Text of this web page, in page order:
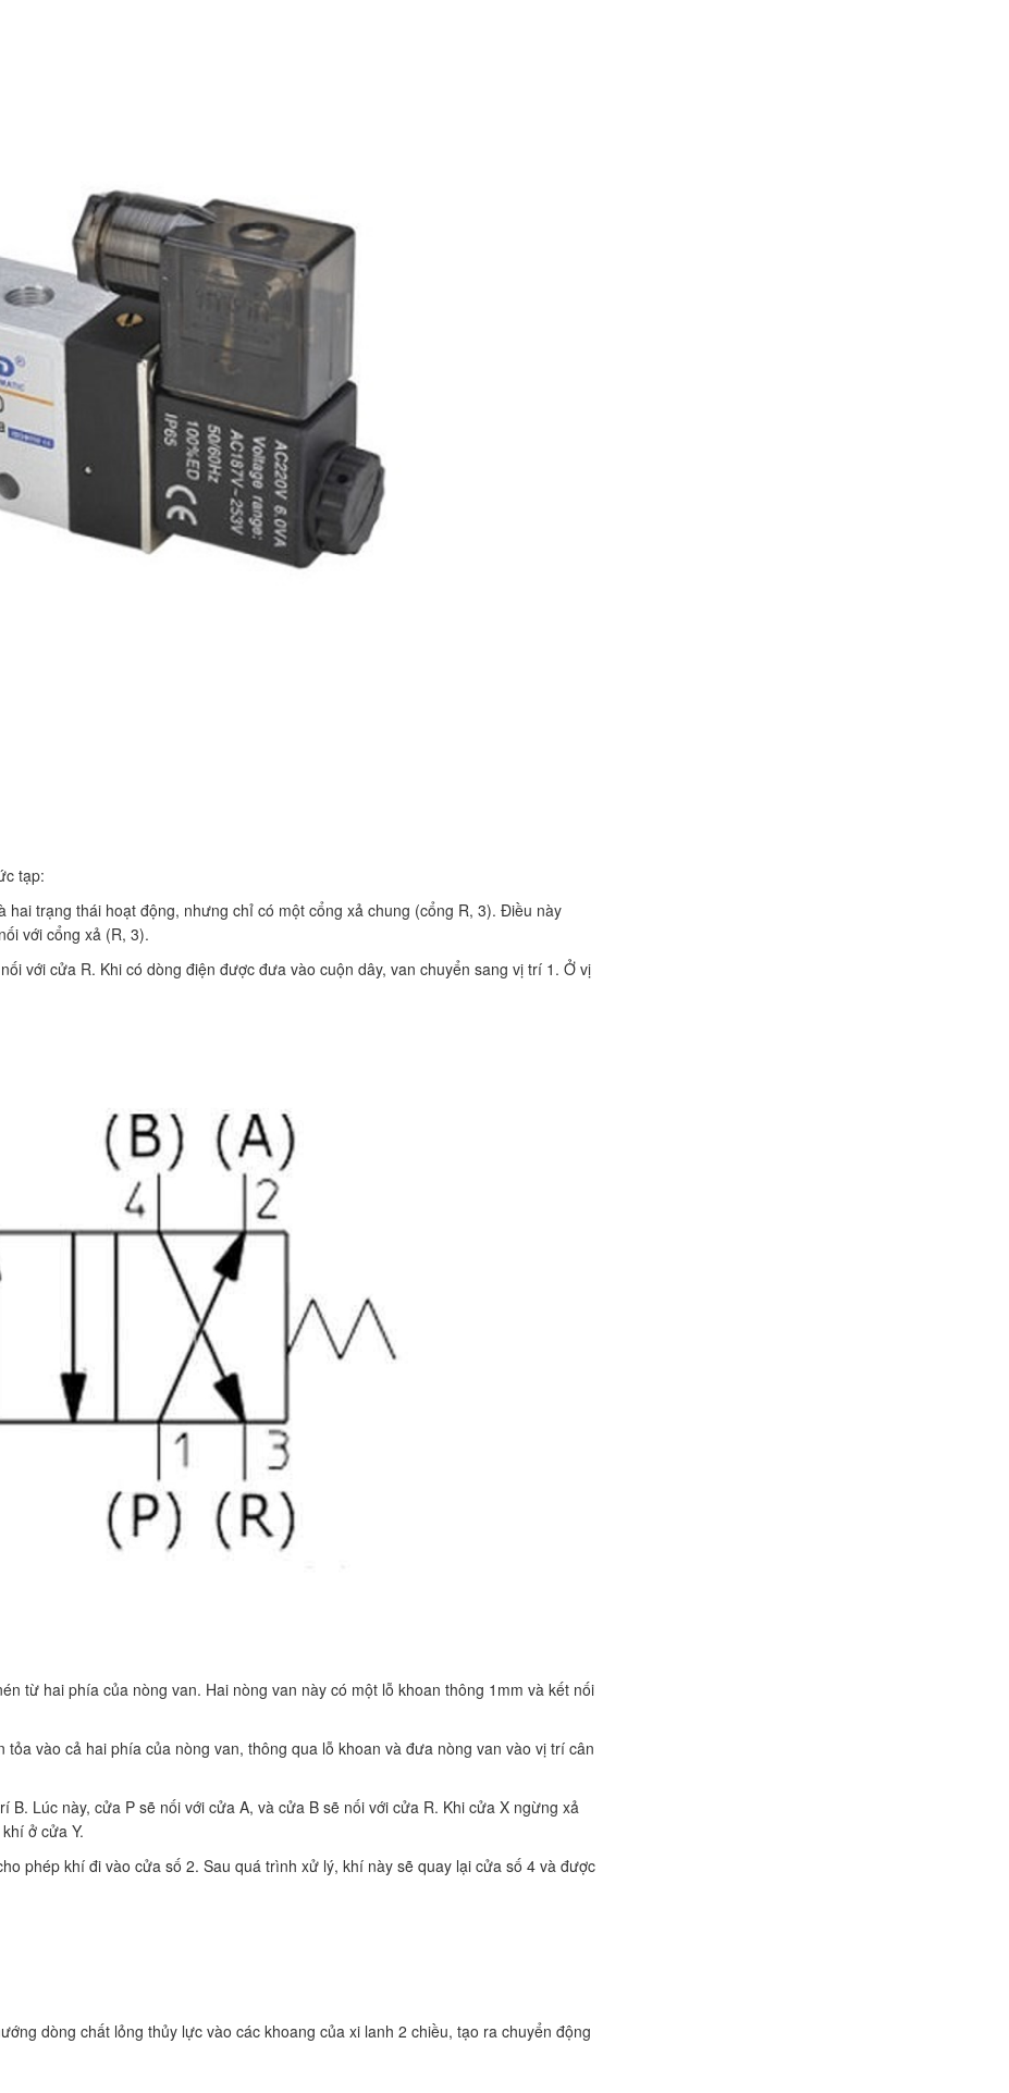
tạp:
hai trạng thái hoạt động, nhưng chỉ có một cổng xả chung (cổng R, 3). Điều này
với cổng xả (R, 3).
với cửa R. Khi có dòng điện được đưa vào cuộn dây, van chuyển sang vị trí 1. Ở vị
từ hai phía của nòng van. Hai nòng van này có một lỗ khoan thông 1mm và kết nối
vào cả hai phía của nòng van, thông qua lỗ khoan và đưa nòng van vào vị trí cân
B. Lúc này, cửa P sẽ nối với cửa A, và cửa B sẽ nối với cửa R. Khi cửa X ngừng xả
ở cửa Y.
phép khí đi vào cửa số 2. Sau quá trình xử lý, khí này sẽ quay lại cửa số 4 và được
dòng chất lỏng thủy lực vào các khoang của xi lanh 2 chiều, tạo ra chuyển động